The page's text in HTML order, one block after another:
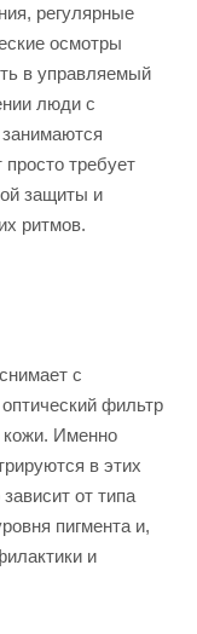
регулярные
осмотры
в управляемый
люди с
требует
защиты и
ритмов.
с
фильтр
кожи. Именно
в этих
от типа
пигмента и,
и